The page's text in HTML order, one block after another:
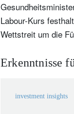
Labour-Kurs
Wettstreit um die
Erkenntnisse
investment insights